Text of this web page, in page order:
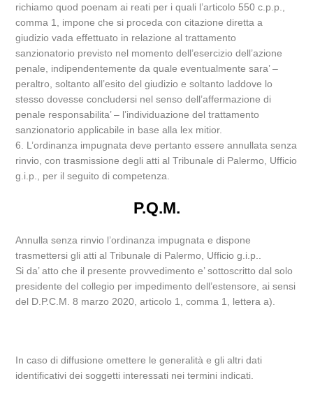
richiamo quod poenam ai reati per i quali l’articolo 550 c.p.p.,
comma 1, impone che si proceda con citazione diretta a
giudizio vada effettuato in relazione al trattamento
sanzionatorio previsto nel momento dell’esercizio dell’azione
penale, indipendentemente da quale eventualmente sara’ –
peraltro, soltanto all’esito del giudizio e soltanto laddove lo
stesso dovesse concludersi nel senso dell’affermazione di
penale responsabilita’ – l’individuazione del trattamento
sanzionatorio applicabile in base alla lex mitior.
6. L’ordinanza impugnata deve pertanto essere annullata senza
rinvio, con trasmissione degli atti al Tribunale di Palermo, Ufficio
g.i.p., per il seguito di competenza.
P.Q.M.
Annulla senza rinvio l’ordinanza impugnata e dispone
trasmettersi gli atti al Tribunale di Palermo, Ufficio g.i.p..
Si da’ atto che il presente provvedimento e’ sottoscritto dal solo
presidente del collegio per impedimento dell’estensore, ai sensi
del D.P.C.M. 8 marzo 2020, articolo 1, comma 1, lettera a).
In caso di diffusione omettere le generalità e gli altri dati
identificativi dei soggetti interessati nei termini indicati.